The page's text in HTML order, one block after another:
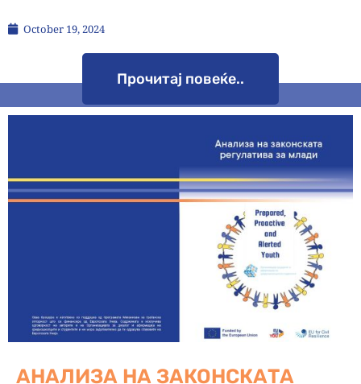
October 19, 2024
Прочитај повеќе..
АНАЛИЗА НА ЗАКОНСКАТА